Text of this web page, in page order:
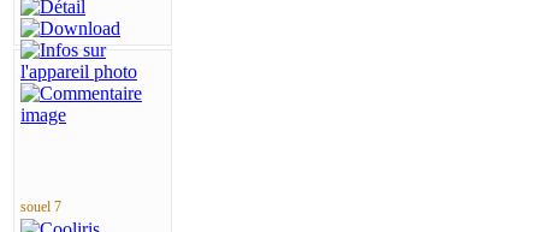
souel 7